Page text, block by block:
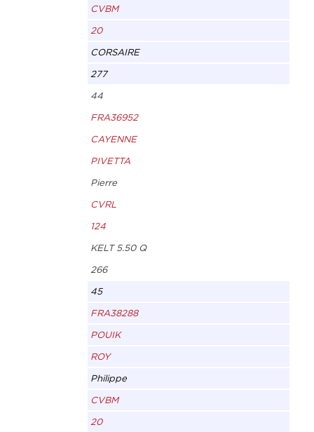
CVBM
20
CORSAIRE
277
44
FRA36952
CAYENNE
PIVETTA
Pierre
CVRL
124
KELT 5.50 Q
266
45
FRA38288
POUIK
ROY
Philippe
CVBM
20